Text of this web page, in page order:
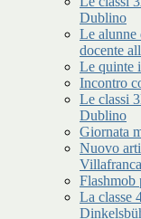
Dublino
Le alunne
docente
Le quinte
Incontro
Le classi
Dublino
Giornata
Nuovo
Flashmob
La classe